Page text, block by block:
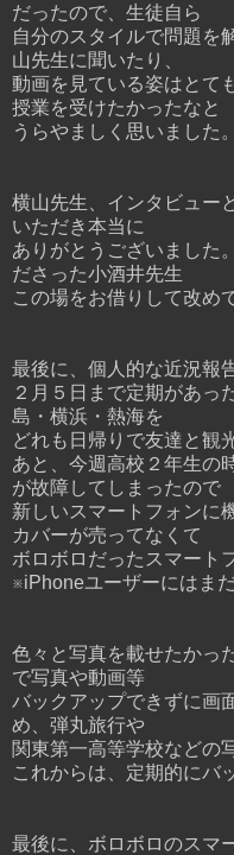
だったので、生徒自ら
自分のスタイルで問題を
山先生に聞いたり、
動画を見ている姿はとて
授業を受けたかったなと
うらやましく思いました。
横山先生、インタビュー
いただき本当に
ありがとうございました
ださった小酒井先生
この場をお借りして改め
最後に、個人的な近況報
２月５日まで定期があっ
島・横浜・熱海を
どれも日帰りで友達と観
あと、今週高校２年生の
が故障してしまったので
新しいスマートフォンに
カバーが売ってなくて
ボロボロだったスマート
※iPhoneユーザーにはま
色々と写真を載せたかっ
で写真や動画等
バックアップできずに画
め、弾丸旅行や
関東第一高等学校などの
これからは、定期的にバ
最後に、ボロボロのスマ